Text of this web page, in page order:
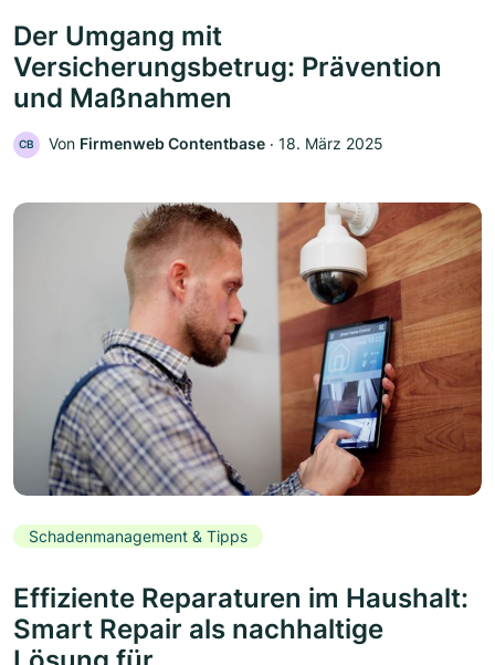
Der Umgang mit
Versicherungsbetrug: Prävention
und Maßnahmen
CB Von Firmenweb Contentbase ‧ 18. März 2025
Schadenmanagement & Tipps
Effiziente Reparaturen im Haushalt:
Smart Repair als nachhaltige